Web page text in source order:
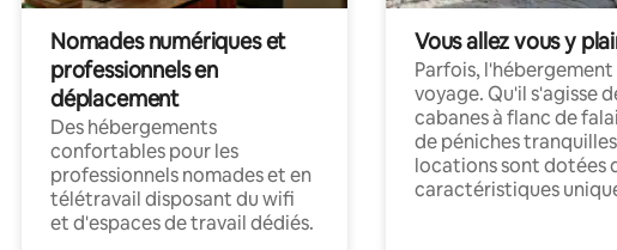
Nomades numériques et
professionnels en
déplacement
Des hébergements
confortables pour les
professionnels nomades et en
télétravail disposant du wifi
et d'espaces de travail dédiés.
Vous allez vous y
Parfois,
voyage. Qu'il s'agisse
cabanes à flanc de
de péniches
locations sont dotées
caractéristiques